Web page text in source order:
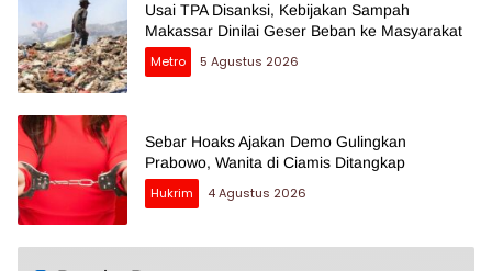
Usai TPA Disanksi, Kebijakan Sampah
Makassar Dinilai Geser Beban ke Masyarakat
Metro
5 Agustus 2026
Sebar Hoaks Ajakan Demo Gulingkan
Prabowo, Wanita di Ciamis Ditangkap
Hukrim
4 Agustus 2026